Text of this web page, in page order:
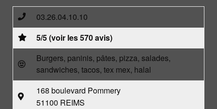
03.26.04.10.10
5/5 (voir les 570 avis)
Burgers, paninis, pâtes, pizza, salades,
sandwiches, tacos, tex mex, halal
168 boulevard Pommery
51100 REIMS